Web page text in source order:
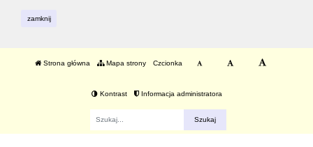
zamknij
Strona główna Mapa strony Czcionka
Kontrast Informacja administratora